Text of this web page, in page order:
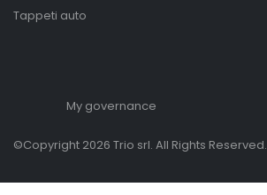
Tappeti auto
My governance
©Copyright 2026 Trio srl. All Rights Reserved.